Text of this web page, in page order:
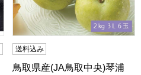
送料込み
鳥取県産(JA鳥取中央)琴浦